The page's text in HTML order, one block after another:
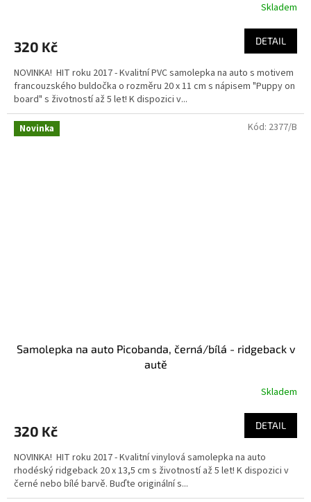
Skladem
320 Kč DETAIL
NOVINKA! HIT roku 2017 - Kvalitní PVC samolepka na auto s motivem
francouzského buldočka o rozměru 20 x 11 cm s nápisem "Puppy on
board" s životností až 5 let! K dispozici v...
Novinka
Samolepka na auto Picobanda, černá/bílá - ridgeback v
autě
Skladem
320 Kč DETAIL
NOVINKA! HIT roku 2017 - Kvalitní vinylová samolepka na auto
rhodéský ridgeback 20 x 13,5 cm s životností až 5 let! K dispozici v
černé nebo bílé barvě. Buďte originální s...
Kód: 2377/B